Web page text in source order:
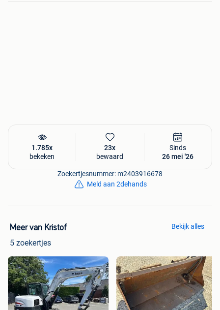
1.785x
bekeken
23x
bewaard
Sinds
26 mei '26
Zoekertjesnummer: m2403916678
Meld aan 2dehands
Meer van Kristof
5 zoekertjes
Bekijk alles